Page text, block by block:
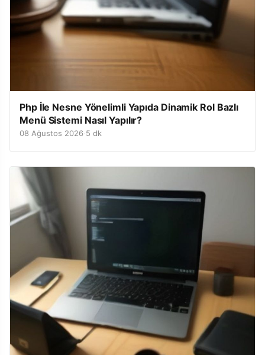
Php İle Nesne Yönelimli Yapıda Dinamik Rol Bazlı
Menü Sistemi Nasıl Yapılır?
08 Ağustos 2026 5 dk